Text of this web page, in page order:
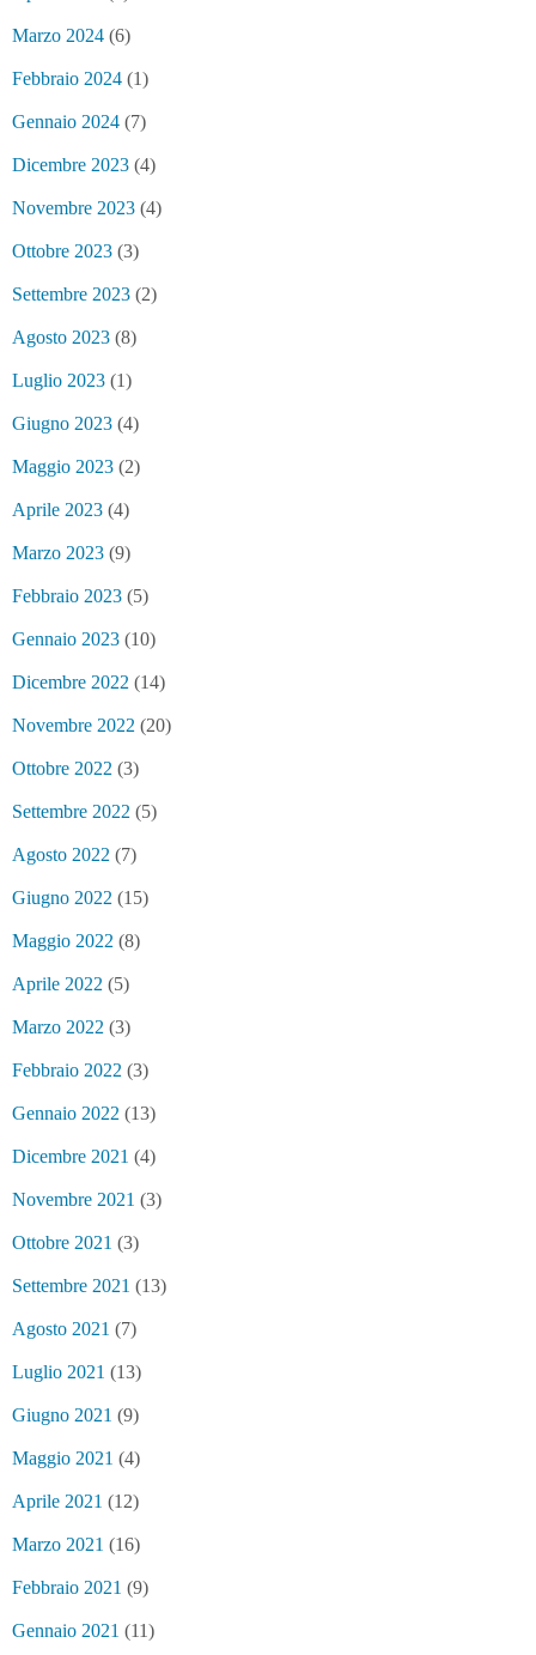
Marzo 2024 (6)
Febbraio 2024 (1)
Gennaio 2024 (7)
Dicembre 2023 (4)
Novembre 2023 (4)
Ottobre 2023 (3)
Settembre 2023 (2)
Agosto 2023 (8)
Luglio 2023 (1)
Giugno 2023 (4)
Maggio 2023 (2)
Aprile 2023 (4)
Marzo 2023 (9)
Febbraio 2023 (5)
Gennaio 2023 (10)
Dicembre 2022 (14)
Novembre 2022 (20)
Ottobre 2022 (3)
Settembre 2022 (5)
Agosto 2022 (7)
Giugno 2022 (15)
Maggio 2022 (8)
Aprile 2022 (5)
Marzo 2022 (3)
Febbraio 2022 (3)
Gennaio 2022 (13)
Dicembre 2021 (4)
Novembre 2021 (3)
Ottobre 2021 (3)
Settembre 2021 (13)
Agosto 2021 (7)
Luglio 2021 (13)
Giugno 2021 (9)
Maggio 2021 (4)
Aprile 2021 (12)
Marzo 2021 (16)
Febbraio 2021 (9)
Gennaio 2021 (11)